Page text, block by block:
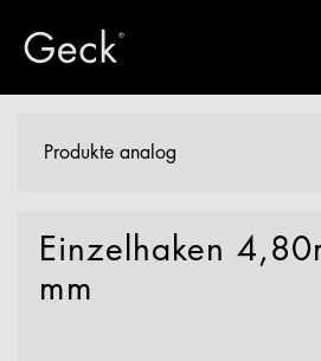
Produkte analog
Einzelhaken
mm